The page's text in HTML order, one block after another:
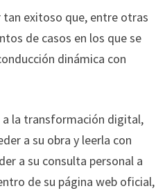
tan exitoso que, entre otras
de casos en los que se
dinámica con
la transformación digital,
a su obra y leerla con
a su consulta personal a
de su página web oficial,